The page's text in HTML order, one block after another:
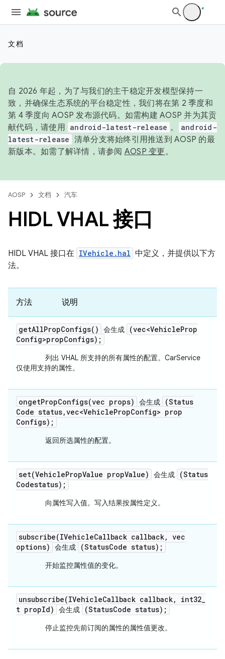
文档
自 2026 年起，为了与我们的主干稳定开发模型保持一
致，并确保生态系统的平台稳定性，我们将在第 2 季度和
第 4 季度向 AOSP 发布源代码。如需构建 AOSP 并为其贡
献代码，请使用 android-latest-release 。
android-
latest-release 清单分支将始终引用推送到 AOSP 的最
新版本。如需了解详情，请参阅 AOSP 变更。
AOSP 文档 汽车
HIDL VHAL 接口
HIDL VHAL 接口在 IVehicle.hal 中定义，并提供以下方
法。
方法 说明
getAllPropConfigs( ) 会生成 (vec<VehicleProp
Config>propConfigs);
列出 VHAL 所支持的所有属性的配置。CarService
仅使用支持的属性。
ongetPropConfigs(vec props) 会生成
(Status
Code status,vec<VehiclePropConfig> prop
Configs);
返回所选属性的配置。
set(VehiclePropValue propValue) 会生成
(Status
Codestatus);
向属性写入值。写入结果按属性定义。
subscribe(IVehicleCallback callback, vec
options)
会生成 (StatusCode status);
开始监控属性值的变化。
unsubscribe(IVehicleCallback callback, int32_
t propId) 会生成 (StatusCode status);
停止监控先前订阅的属性的属性值更改。